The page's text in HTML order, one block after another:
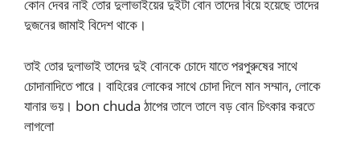
কোন দেবর নাই তোর দুলাভাইয়ের দুইটা বোন তাদের বিয়ে হয়েছে তাদের
দুজনের জামাই বিদেশ থাকে।
তাই তোর দুলাভাই তাদের দুই বোনকে চোদে যাতে পরপুরুষের সাথে
চোদানাদিতে পারে। বাহিরের লোকের সাথে চোদা দিলে মান সম্মান, লোকে
যানার ভয়। bon chuda ঠাপের তালে তালে বড় বোন চিৎকার করতে
লাগলো